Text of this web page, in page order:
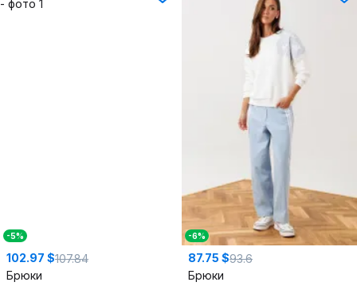
-5%
102.97 $107.84
Брюки
-6%
87.75 $93.6
Брюки